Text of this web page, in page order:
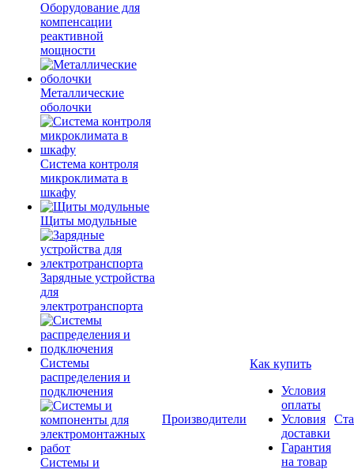
Оборудование для
компенсации
реактивной
мощности
Металлические
оболочки
Система контроля
микроклимата в
шкафу
Щиты модульные
Зарядные устройства
для
электротранспорта
Системы
распределения и
подключения
Системы и
Производители
Как купить
Условия
оплаты
Условия
доставки
Гарантия
на товар